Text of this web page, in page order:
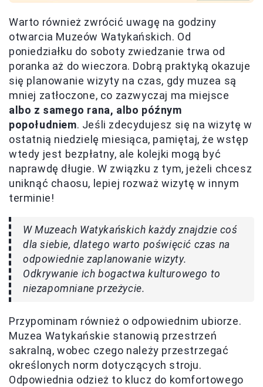
Warto również zwrócić uwagę na godziny
otwarcia Muzeów Watykańskich. Od
poniedziałku do soboty zwiedzanie trwa od
poranka aż do wieczora. Dobrą praktyką okazuje
się planowanie wizyty na czas, gdy muzea są
mniej zatłoczone, co zazwyczaj ma miejsce
albo z samego rana, albo późnym
popołudniem. Jeśli zdecydujesz się na wizytę w
ostatnią niedzielę miesiąca, pamiętaj, że wstęp
wtedy jest bezpłatny, ale kolejki mogą być
naprawdę długie. W związku z tym, jeżeli chcesz
uniknąć chaosu, lepiej rozważ wizytę w innym
terminie!
W Muzeach Watykańskich każdy znajdzie coś
dla siebie, dlatego warto poświęcić czas na
odpowiednie zaplanowanie wizyty.
Odkrywanie ich bogactwa kulturowego to
niezapomniane przeżycie.
Przypominam również o odpowiednim ubiorze.
Muzea Watykańskie stanowią przestrzeń
sakralną, wobec czego należy przestrzegać
określonych norm dotyczących stroju.
Odpowiednia odzież to klucz do komfortowego